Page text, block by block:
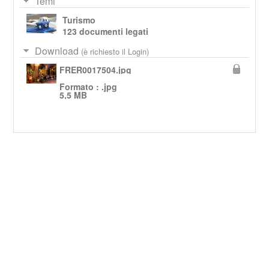
Turismo
123 documenti legati
Download (è richiesto il Login)
FRER0017504.jpg
Formato : .jpg
5,5 MB